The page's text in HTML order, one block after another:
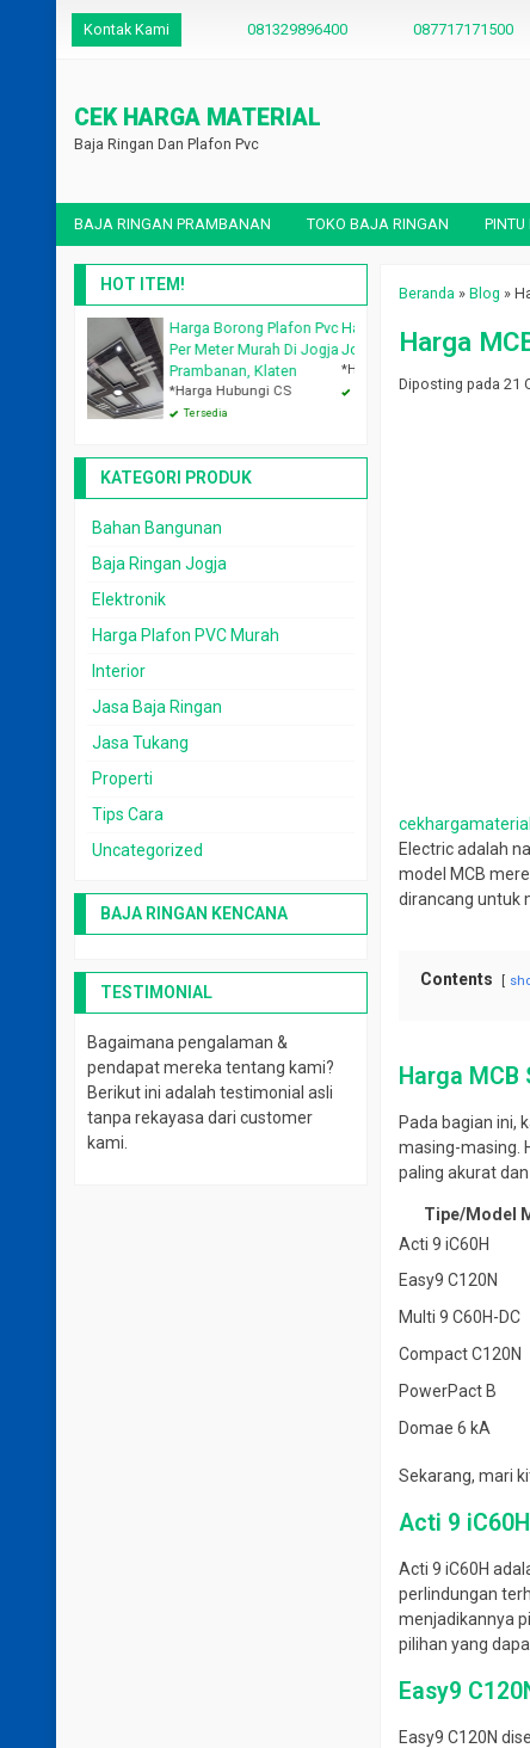
Kontak Kami 081329896400 087717171500
CEK HARGA MATERIAL
Baja Ringan Dan Plafon Pvc
BAJA RINGAN PRAMBANAN TOKO BAJA RINGAN
Beranda »Blog »
Harga
Diposting pada 21
Electric adalah
model MCB
dirancang untuk
Contents
Harga
Pada bagian ini,
masing-masing.
paling akurat dan
Tipe/Model
Acti 9 iC60H
Easy9 C120N
Multi 9 C60H-DC
Compact C120N
PowerPact B
Domae 6 kA
Sekarang, mari
Acti 9 iC60H
Acti 9 iC60H
perlindungan
menjadikannya
pilihan yang
Easy9
Easy9 C120N
HOT ITEM!
Harga Jasa Pasang Atap Baja Ringan di
Jogja
*Harga Hubungi CS
Tersedia
Jasa Pasang Plafon Pvc
*Harga Hubungi CS
KATEGORI PRODUK
Bahan Bangunan
Baja Ringan Jogja
Elektronik
Harga Plafon PVC Murah
Interior
Jasa Baja Ringan
Jasa Tukang
Properti
Tips Cara
Uncategorized
BAJA RINGAN KENCANA
TESTIMONIAL
Bagaimana pengalaman &
pendapat mereka tentang kami?
Berikut ini adalah testimonial asli
tanpa rekayasa dari customer
kami.